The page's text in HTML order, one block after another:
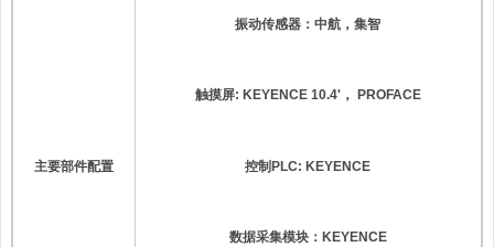
主要部件配置
振动传感器：中航，集智
触摸屏: KEYENCE10.4'， PROFACE
控制PLC: KEYENCE
数据采集模块： KEYENCE